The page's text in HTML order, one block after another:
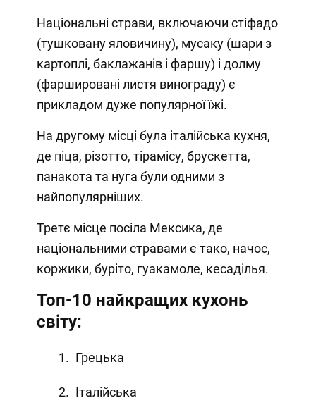
Національні страви, включаючи стіфадо
(тушковану яловичину), мусаку (шари з
картоплі, баклажанів і фаршу) і долму
(фаршировані листя винограду) є
прикладом дуже популярної їжі.
На другому місці була італійська кухня,
де піца, різотто, тірамісу, брускетта,
панакота та нуга були одними з
найпопулярніших.
Третє місце посіла Мексика, де
національними стравами є тако, начос,
коржики, буріто, гуакамоле, кесаділья.
Топ-10 найкращих кухонь
світу:
Грецька
Італійська